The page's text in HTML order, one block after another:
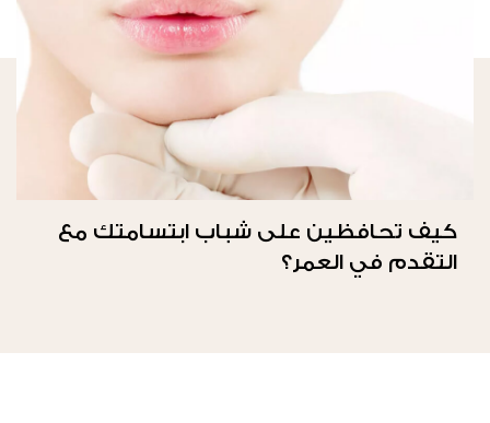
كيف تحافظين على شباب ابتسامتك مع
التقدم في العمر؟